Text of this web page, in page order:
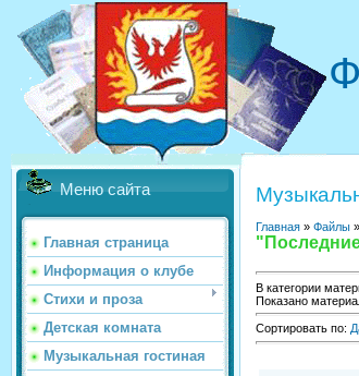
Меню сайта
Главная страница
Информация о клубе
Стихи и проза
Детская комната
Музыкальная гостиная
Главная » Файлы »
В категории
Показано
Сортировать по: